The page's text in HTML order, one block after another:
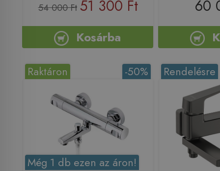
54 000 Ft 51 300 Ft
Kosárba
60
-50%
Raktáron
Még 1 db ezen az áron!
Rendelésre